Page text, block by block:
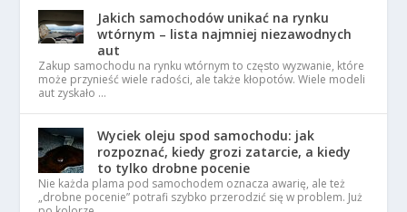
Jakich samochodów unikać na rynku
wtórnym – lista najmniej niezawodnych
aut
Zakup samochodu na rynku wtórnym to często wyzwanie, które
może przynieść wiele radości, ale także kłopotów. Wiele modeli
aut zyskało …
Wyciek oleju spod samochodu: jak
rozpoznać, kiedy grozi zatarcie, a kiedy
to tylko drobne pocenie
Nie każda plama pod samochodem oznacza awarię, ale też
„drobne pocenie” potrafi szybko przerodzić się w problem. Już